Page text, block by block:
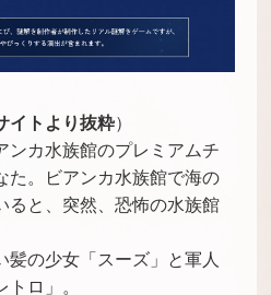
イトより抜粋）
カ水族館のプレミアムチ
た。ビアンカ水族館で海の
ると、突然、恐怖の水族館
の少女「スーズ」と軍人
ロ」。